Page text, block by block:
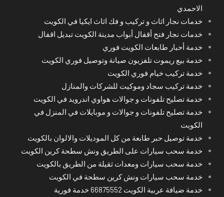
الاحمدي
خدمات نجار اثاث و تركيب و فك اثاث ايكيا في الكويت
خدمات نجار فتح أقفال أبواب مدينة الكويت تبديل اقفال
خدمة أحبار طابعات الكويت فوري
خدمة بيع ريموت تلفزيون صيانة وتوصيل فوري الكويت
خدمة تركيب خيام فوري الكويت
خدمة تركيب سجاد وموكيت للشركات والمنازل
خدمة تصليح تلفونات و جوالات هواوي اندرويد في الكويت
خدمة تصليح تلفونات و جوالات و موبايلات في المنزل في
الكويت
خدمة توصيل حبر طابعة من كل الموديلات والالوان بالكويت
خدمة سحب سيارات على الطريق ونش سطحة كرين الكويت
خدمة سحب سيارات ومعدات ثقيلة من الطريق بالكويت
خدمة سحب سيارات ونش كرين سطحة في الكويت
خدمة ضيافة عربية الكويت 66875552 خدمة فورية